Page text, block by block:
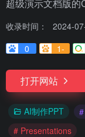
超级演示文档版
收录时间：
2024-
0
1-
打开网站
AI制作PPT
# Presentations